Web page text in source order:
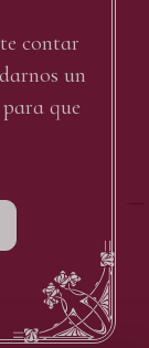
contar
un
que